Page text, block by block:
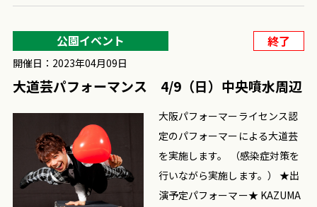
大阪パフォーマーライセンス認
定のパフォーマーによる大道芸
を実施します。 （感染症対策を
行いながら実施します。） ★出
演予定パフォーマー★ KAZUMA
公園イベント 終了
開催日：2023年04月09日
大道芸パフォーマンス 4/9（日）中央噴水周辺